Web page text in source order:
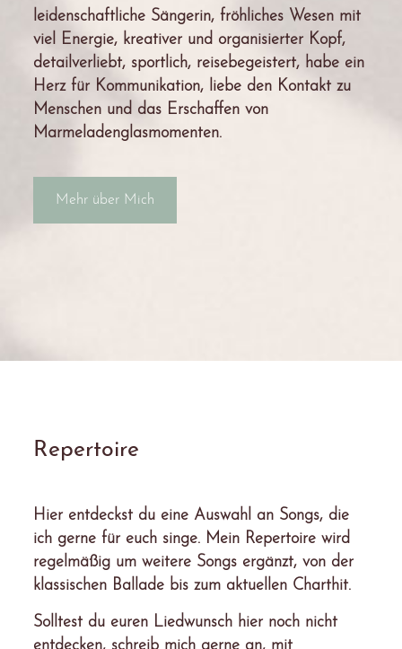
leidenschaftliche Sängerin, fröhliches Wesen mit
viel Energie, kreativer und organisierter Kopf,
detailverliebt, sportlich, reisebegeistert, habe ein
Herz für Kommunikation, liebe den Kontakt zu
Menschen und das Erschaffen von
Marmeladenglasmomenten.
Mehr über Mich
Repertoire
Hier entdeckst du eine Auswahl an Songs, die
ich gerne für euch singe. Mein Repertoire wird
regelmäßig um weitere Songs ergänzt, von der
klassischen Ballade bis zum aktuellen Charthit.
Solltest du euren Liedwunsch hier noch nicht